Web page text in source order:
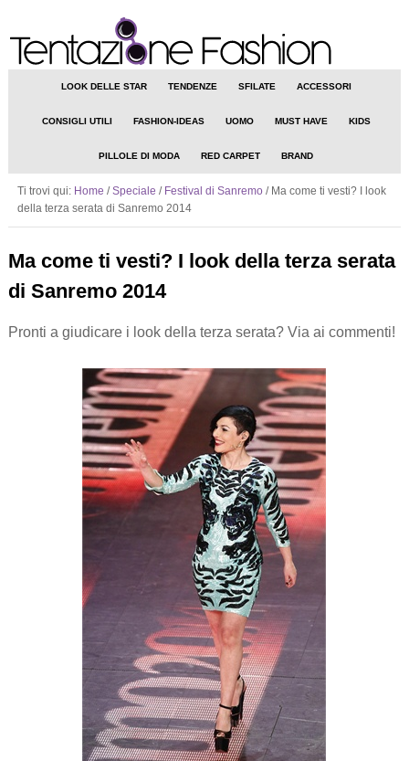
LOOK DELLE STAR TENDENZE SFILATE ACCESSORI
CONSIGLI UTILI FASHION-IDEAS UOMO MUST HAVE KIDS
PILLOLE DI MODA RED CARPET BRAND
Ti trovi qui: Home / Speciale / Festival di Sanremo /Ma come ti vesti? I look
della terza serata di Sanremo 2014
Ma come ti vesti? I look della terza serata
di Sanremo 2014
Pronti a giudicare i look della terza serata? Via ai commenti!